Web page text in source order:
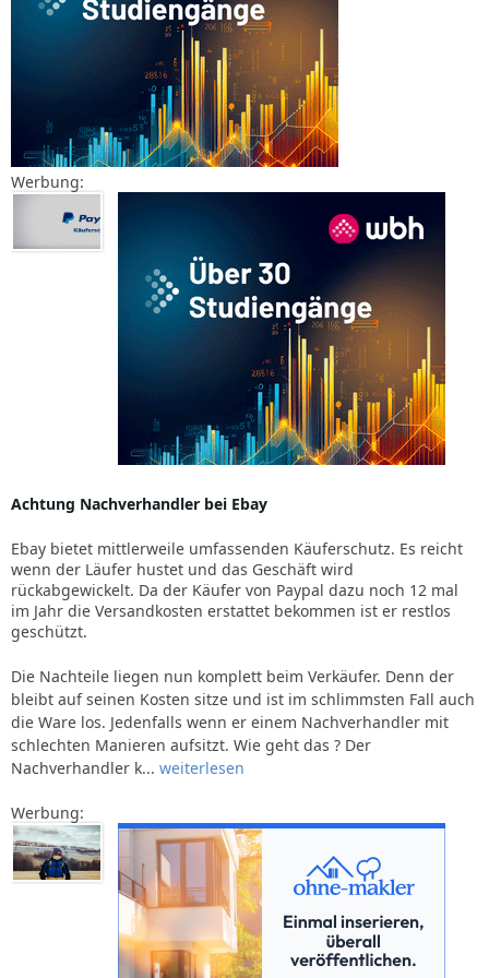
Werbung:
Achtung Nachverhandler bei Ebay
Ebay bietet mittlerweile umfassenden Käuferschutz. Es reicht
wenn der Läufer hustet und das Geschäft wird
rückabgewickelt. Da der Käufer von Paypal dazu noch 12 mal
im Jahr die Versandkosten erstattet bekommen ist er restlos
geschützt.
Die Nachteile liegen nun komplett beim Verkäufer. Denn der
bleibt auf seinen Kosten sitze und ist im schlimmsten Fall auch
die Ware los. Jedenfalls wenn er einem Nachverhandler mit
schlechten Manieren aufsitzt. Wie geht das ? Der
Nachverhandler k... weiterlesen
Werbung: